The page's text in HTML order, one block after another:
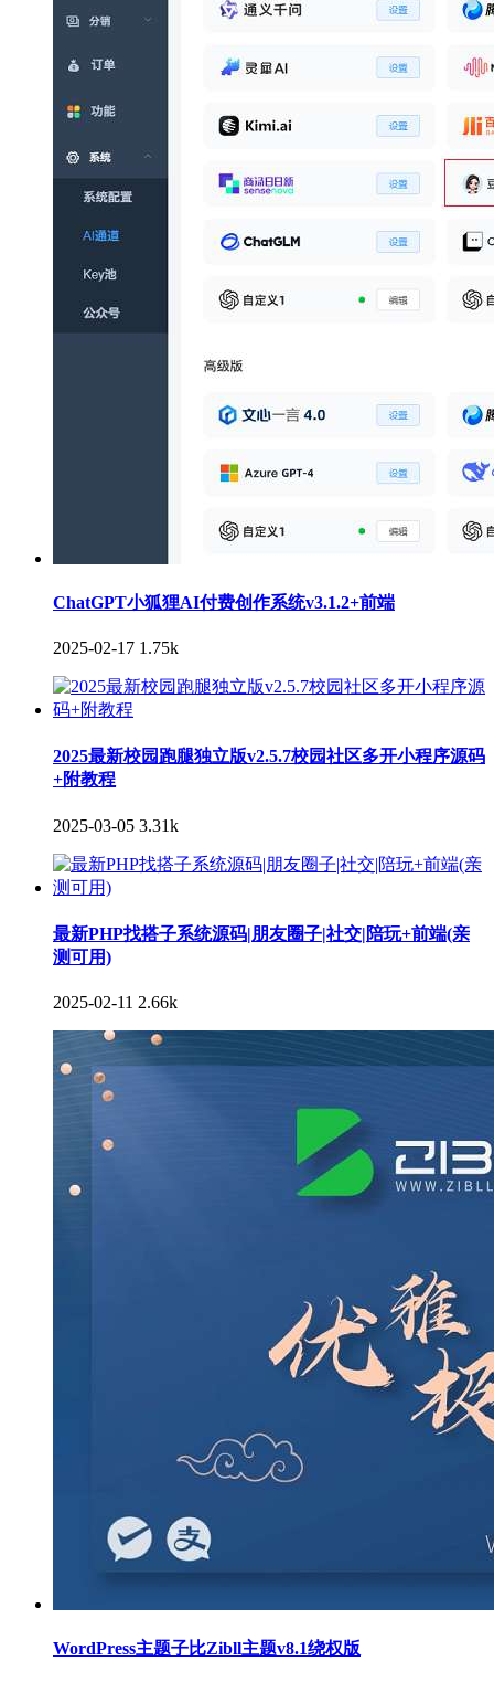
ChatGPT小狐狸AI付费创作系统v3.1.2+前端
2025-02-17 1.75k
2025最新校园跑腿独立版v2.5.7校园社区多开小程序源码
+附教程
2025-03-05 3.31k
最新PHP找搭子系统源码|朋友圈子|社交|陪玩+前端(亲
测可用)
2025-02-11 2.66k
WordPress主题子比Zibll主题v8.1绕权版